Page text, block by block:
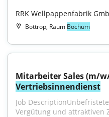
RRK Wellpappenfabrik
Bottrop, Raum Bochum
Vertriebsinnendienst
Job
Vergütung und attraktiven